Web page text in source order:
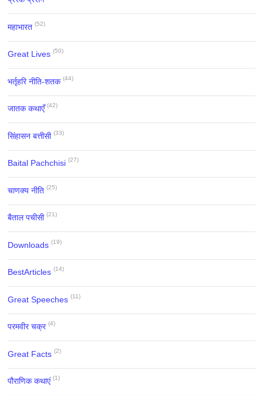
महाभारत (52)
Great Lives (50)
भर्तृहरि नीति-शतक (44)
जातक कथाएँ (42)
सिंहासन बत्तीसी (33)
Baital Pachchisi (27)
चाणक्य नीति (25)
बैताल पचीसी (21)
Downloads (19)
BestArticles (14)
Great Speeches (11)
परमवीर चक्र (4)
Great Facts (2)
पौराणिक कथाएं (1)